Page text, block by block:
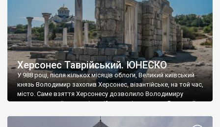
Херсонес Таврійський. ЮНЕСКО
У 988 році, після кількох місяців облоги, Великий київський
князь Володимир захопив Херсонес, візантійське, на той час,
місто. Саме взяття Херсонесу дозволило Володимиру
диктувати свої умови візантійському імператору Василю ІІ, та
Херсонесі Володимир-язичник, став Василем-християнином.